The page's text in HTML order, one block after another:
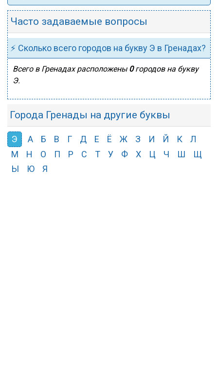
Часто задаваемые вопросы
⚡ Сколько всего городов на букву Э в Гренадах?
Всего в Гренадах расположены 0городов на букву
Э.
Города Гренады на другие буквы
Э А Б В Г Д Е Ё Ж З И Й К
Л
М
Н О П Р С Т У Ф Х Ц Ч Ш
Щ
Ы
Ю Я